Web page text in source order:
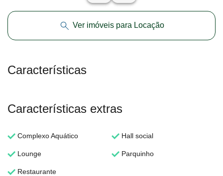
Ver imóveis para Locação
Características
Características extras
Complexo Aquático Hall social
Lounge Parquinho
Restaurante